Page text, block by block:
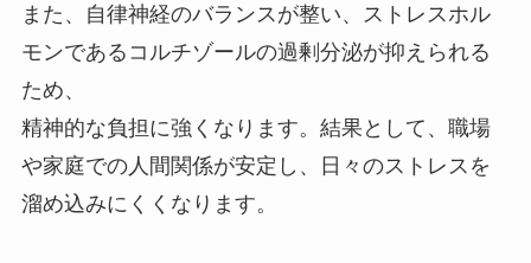
また、自律神経のバランスが整い、ストレスホル
モンであるコルチゾールの過剰分泌が抑えられる
ため、
精神的な負担に強くなります。結果として、職場
や家庭での人間関係が安定し、日々のストレスを
溜め込みにくくなります。